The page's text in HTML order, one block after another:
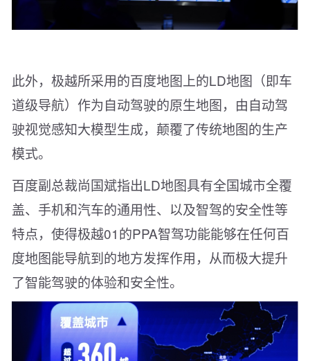
此外，极越所采用的百度地图上的LD地图（即车
道级导航）作为自动驾驶的原生地图，由自动驾
驶视觉感知大模型生成，颠覆了传统地图的生产
模式。
百度副总裁尚国斌指出LD地图具有全国城市全覆
盖、手机和汽车的通用性、以及智驾的安全性等
特点，使得极越01的PPA智驾功能能够在任何百
度地图能导航到的地方发挥作用，从而极大提升
了智能驾驶的体验和安全性。